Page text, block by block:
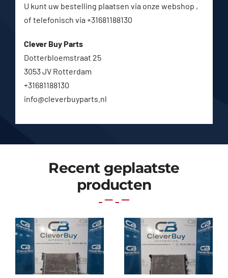
U kunt uw bestelling plaatsen via onze webshop ,
of telefonisch via +31681188130
Clever Buy Parts
Dotterbloemstraat 25
3053 JV Rotterdam
+31681188130
info@cleverbuyparts.nl
Recent geplaatste
producten